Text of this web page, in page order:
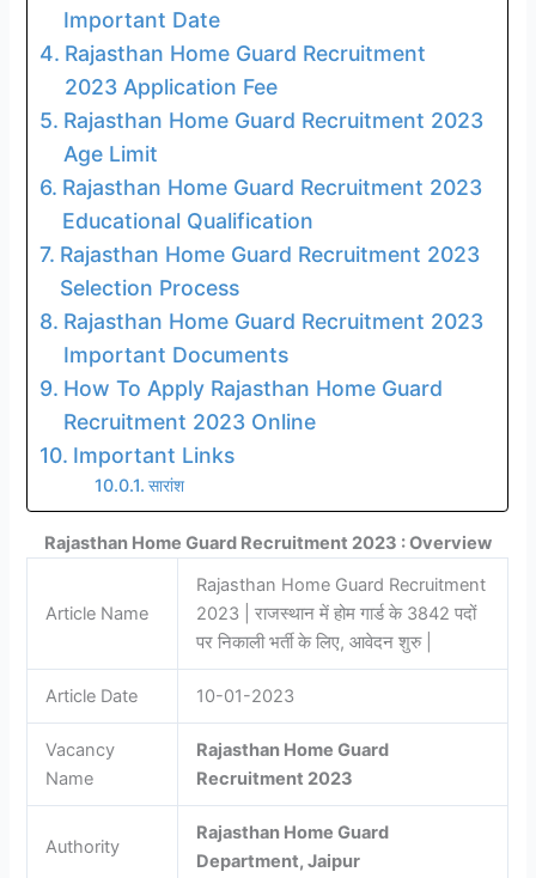
Important Date
Rajasthan Home Guard Recruitment
2023 Application Fee
Rajasthan Home Guard Recruitment 2023
Age Limit
Rajasthan Home Guard Recruitment 2023
Educational Qualification
Rajasthan Home Guard Recruitment 2023
Selection Process
Rajasthan Home Guard Recruitment 2023
Important Documents
How To Apply Rajasthan Home Guard
Recruitment 2023 Online
Important Links
सारांश
Rajasthan Home Guard Recruitment 2023 : Overview
Article Name
Rajasthan Home Guard Recruitment
2023 | राजस्थान में होम गार्ड के 3842 पदों
पर निकाली भर्ती के लिए, आवेदन शुरु |
Article Date 10-01-2023
Vacancy
Name
Rajasthan Home Guard
Recruitment 2023
Authority
Rajasthan Home Guard
Department, Jaipur